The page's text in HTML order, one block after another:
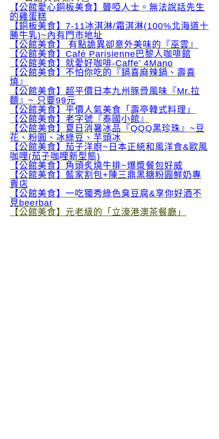
【公館愛心銅板美食】聾啞人士。無法說話先生
的雞蛋糕
【銅板美食】7-11冰淇淋/霜淇淋(100%北海道十
勝牛乳)~內有門市地址
【公館美食】 有點詭異卻意外美味的『巫雲』
【公館美食】Café Parisienne巴黎人咖啡館
【公館美食】就愛好咖啡-Caffe’ 4Mano
【公館美食】不怕你吃的『鍋喜麻辣鍋、壽喜
燒』
【公館美食】超平價日本九州豚骨風味『Mr.拉
麵』~ 只要99元
【公館美食】平價人氣美食「壽亭韓式料理」
【公館美食】老字號『泰國小館』
【公館美食】夏日消暑冰品『QQQ黑珍珠』~豆
花、粉圓、冰綠豆、芋頭冰
【公館美食】茄子洋廚~日本正統和風洋食&歐風
咖哩(茄子咖哩新型態)
【公館美食】角頭炙燒牛排~爆漿餐包好威
【公館美食】藍家割包+陳三鼎黑糖粉圓鮮奶專
賣店
【公館美食】一吃獨秀綠色臭豆腐&享你好酒不
見beerbar
【公館美食】元老級的「立濠港澳茶餐廳」